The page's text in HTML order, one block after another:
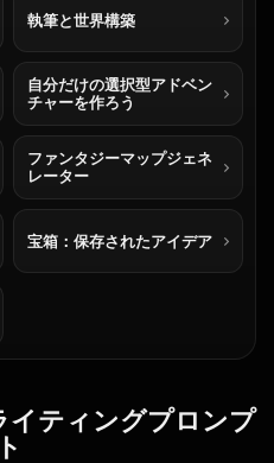
執筆と世界構築
自分だけの選択型アドベン
チャーを作ろう
ファンタジーマップジェネ
レーター
宝箱：保存されたアイデア
イティングプロンプ
ト